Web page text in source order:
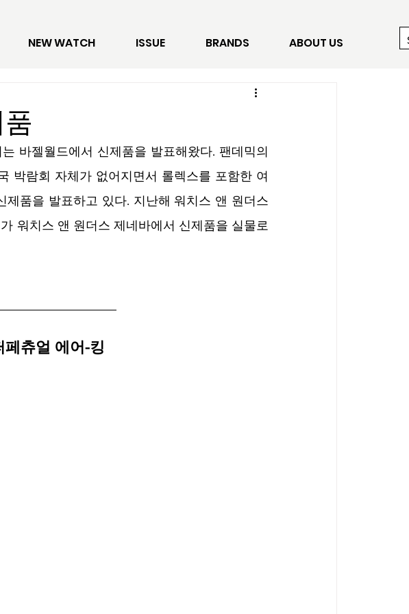
NEW WATCH ISSUE BRANDS ABOUT US
바젤월드에서 신제품을 발표해왔다. 팬데믹의
박람회 자체가 없어지면서 롤렉스를 포함한 여
품을 발표하고 있다. 지난해 워치스 앤 원더스
워치스 앤 원더스 제네바에서 신제품을 실물로
페츄얼 에어-킹